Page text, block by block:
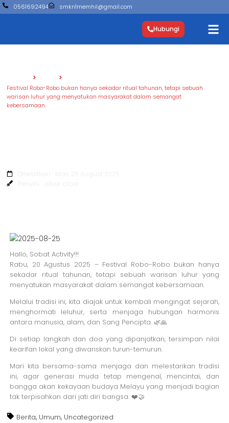
0561692494 smkn1memhil@gmail.com
Hubungi
Festival Robo-Robo bukan hanya sekadar ritual tahunan, tetapi sebuah
warisan luhur yang menyatukan masyarakat dalam semangat
kebersamaan.
Hallo, Sobat Activity!!!
Rabu, 20 Agustus 2025 – Festival Robo-Robo bukan hanya
sekadar ritual tahunan, tetapi sebuah warisan luhur yang
menyatukan masyarakat dalam semangat kebersamaan.
Melalui tradisi ini, kita diajak untuk kembali mengingat sejarah,
menghormati leluhur, serta menjaga hubungan harmonis
antara manusia, alam, dan Sang Pencipta. 🌿🙏
Di setiap langkah dan doa yang dipanjatkan, tersimpan nilai
kearifan lokal yang diwariskan turun-temurun.
Mari kita bersama-sama menjaga dan melestarikan tradisi
ini, agar generasi muda tetap mengenal, mencintai, dan
bangga akan kekayaan budaya Melayu yang menjadi bagian
tak terpisahkan dari jati diri bangsa. ❤️🤝
Berita, Umum, Uncategorized